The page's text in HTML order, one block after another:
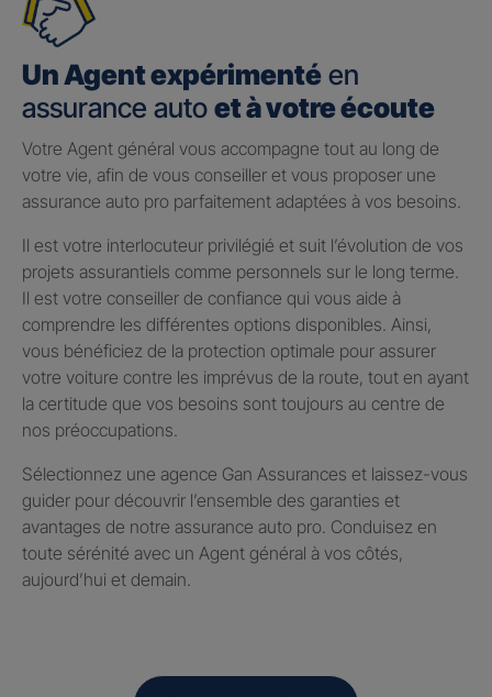
Un Agent expérimenté en
assurance auto et à votre écoute
Votre Agent général vous accompagne tout au long de
votre vie, afin de vous conseiller et vous proposer une
assurance auto pro parfaitement adaptées à vos besoins.
Il est votre interlocuteur privilégié et suit l’évolution de vos
projets assurantiels comme personnels sur le long terme.
Il est votre conseiller de confiance qui vous aide à
comprendre les différentes options disponibles. Ainsi,
vous bénéficiez de la protection optimale pour assurer
votre voiture contre les imprévus de la route, tout en ayant
la certitude que vos besoins sont toujours au centre de
nos préoccupations.
Sélectionnez une agence Gan Assurances et laissez-vous
guider pour découvrir l’ensemble des garanties et
avantages de notre assurance auto pro. Conduisez en
toute sérénité avec un Agent général à vos côtés,
aujourd’hui et demain.